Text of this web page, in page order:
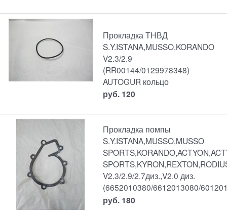
Прокладка ТНВД
S.Y.ISTANA,MUSSO,KORANDO
V2.3/2.9
(RR00144/0129978348)
AUTOGUR кольцо
руб. 120
Прокладка помпы
S.Y.ISTANA,MUSSO,MUSSO
V2.3/2.9/2.7диз.,V2.0 диз.
(6652010380/6612013080/
руб. 180